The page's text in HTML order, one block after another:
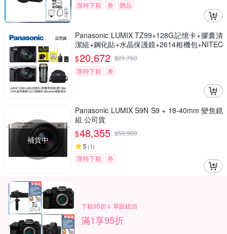
限時下殺
券 贈品
Panasonic LUMIX TZ99+128G記憶卡+膠囊清
潔組+鋼化貼+水晶保護鏡+2614相機包+NITEC
ORE BB nano 迷你電動氣吹(公司貨)
$20,672 $21,760
限時下殺
券
補貨中
Panasonic LUMIX S9N S9 + 18-40mm 變焦鏡
組 公司貨
$48,355 $50,900
5 (1)
限時下殺 券
下殺95折⇓ 單眼鏡頭
滿1享95折